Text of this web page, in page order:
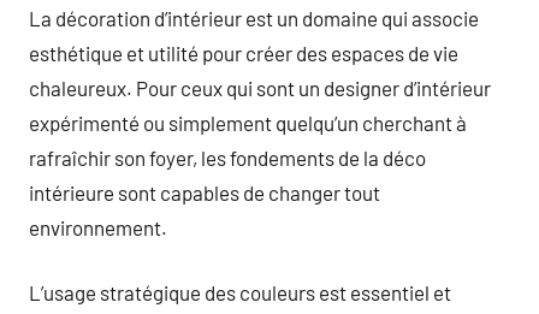
La décoration d’intérieur est un domaine qui associe
esthétique et utilité pour créer des espaces de vie
chaleureux. Pour ceux qui sont un designer d’intérieur
expérimenté ou simplement quelqu’un cherchant à
rafraîchir son foyer, les fondements de la déco
intérieure sont capables de changer tout
environnement.
L’usage stratégique des couleurs est essentiel et